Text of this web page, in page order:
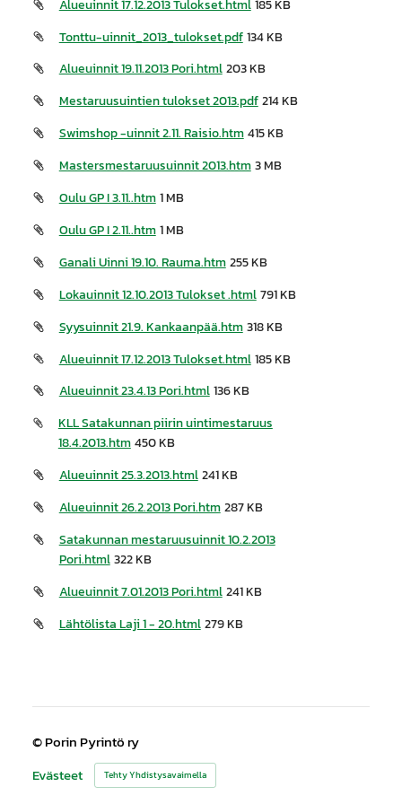
Alueuinnit 17.12.2013 Tulokset.html 185 KB
Tonttu-uinnit_2013_tulokset.pdf 134 KB
Alueuinnit 19.11.2013 Pori.html 203 KB
Mestaruusuintien tulokset 2013.pdf 214 KB
Swimshop -uinnit 2.11. Raisio.htm 415 KB
Mastersmestaruusuinnit 2013.htm 3 MB
Oulu GP I 3.11..htm 1 MB
Oulu GP I 2.11..htm 1 MB
Ganali Uinni 19.10. Rauma.htm 255 KB
Lokauinnit 12.10.2013 Tulokset .html 791 KB
Syysuinnit 21.9. Kankaanpää.htm 318 KB
Alueuinnit 17.12.2013 Tulokset.html 185 KB
Alueuinnit 23.4.13 Pori.html 136 KB
KLL Satakunnan piirin uintimestaruus
18.4.2013.htm 450 KB
Alueuinnit 25.3.2013.html 241 KB
Alueuinnit 26.2.2013 Pori.htm 287 KB
Satakunnan mestaruusuinnit 10.2.2013
Pori.html 322 KB
Alueuinnit 7.01.2013 Pori.html 241 KB
Lähtölista Laji 1 - 20.html 279 KB
©Porin Pyrintö ry
Evästeet
Tehty Yhdistysavaimella